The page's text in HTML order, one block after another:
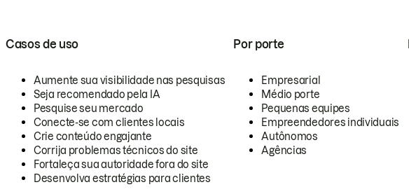
Casos de uso
Aumente sua visibilidade nas pesquisas
Seja recomendado pela IA
Pesquise seu mercado
Conecte-se com clientes locais
Crie conteúdo engajante
Corrija problemas técnicos do site
Fortaleça sua autoridade fora do site
Desenvolva estratégias para clientes
Por porte
Empresarial
Médio porte
Pequenas equipes
Empreendedores individuais
Autônomos
Agências